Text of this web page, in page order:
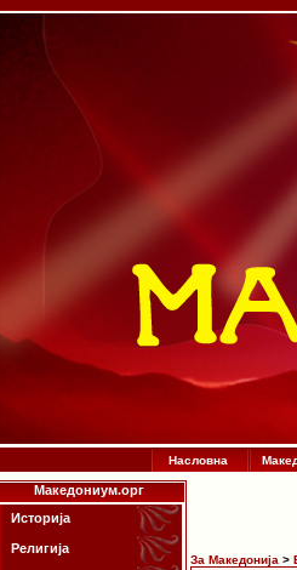
Насловна
Македониум.орг
Историја
Религија
За Македонија >